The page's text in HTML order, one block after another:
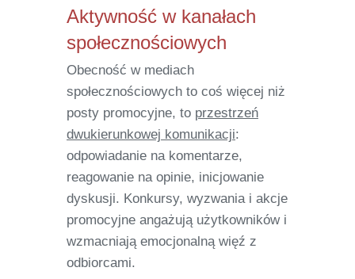
Aktywność w kanałach
społecznościowych
Obecność w mediach
społecznościowych to coś więcej niż
posty promocyjne, to przestrzeń
dwukierunkowej komunikacji:
odpowiadanie na komentarze,
reagowanie na opinie, inicjowanie
dyskusji. Konkursy, wyzwania i akcje
promocyjne angażują użytkowników i
wzmacniają emocjonalną więź z
odbiorcami.